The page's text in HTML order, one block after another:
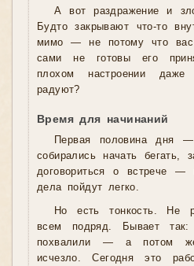
А вот раздражение и
Будто закрывают что-то
мимо — не потому что вас
сами не готовы его
плохом настроении
радуют?
Время для начинаний
Первая половина дня
собирались начать бегать,
договориться о встрече —
дела пойдут легко.
Но есть тонкость. Не
всем подряд. Бывает
похвалили — а потом
исчезло. Сегодня это